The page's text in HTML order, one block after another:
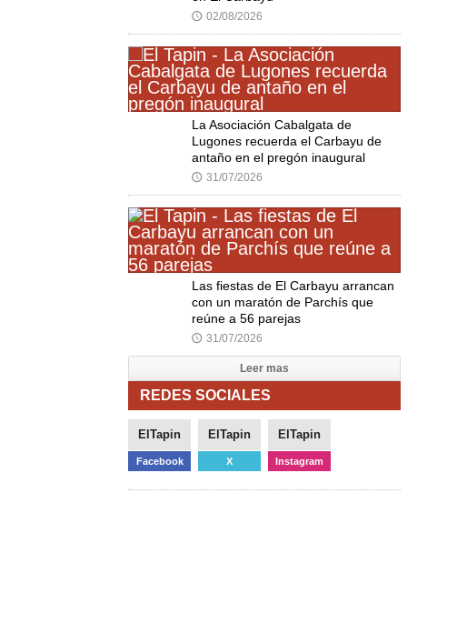
🕔 02/08/2026
La Asociación Cabalgata de
Lugones recuerda el Carbayu de
antaño en el pregón inaugural
🕔 31/07/2026
Las fiestas de El Carbayu arrancan
con un maratón de Parchís que
reúne a 56 parejas
🕔 31/07/2026
Leer mas
REDES SOCIALES
ElTapin
Facebook
ElTapin
X
ElTapin
Instagram